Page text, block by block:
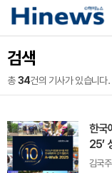
검색
총34건의 기사가 있습니다.
한국
25’
김국